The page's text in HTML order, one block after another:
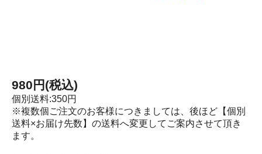
980円(税込)
個別送料:350円
※複数個ご注文のお客様につきましては、後ほど【個別
送料×お届け先数】の送料へ変更してご案内させて頂き
ます。